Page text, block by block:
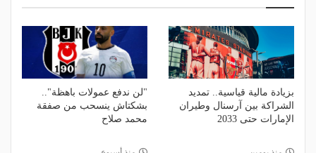
بزيادة مالية قياسية.. تمديد
الشراكة بين آرسنال وطيران
الإمارات حتى 2033
"لن ندفع عمولات باهظة"..
بشكتاش ينسحب من صفقة
محمد صلاح